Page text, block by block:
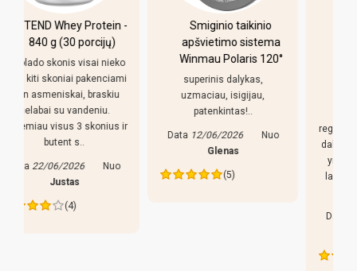
Smiginio taikinio
apšvietimo sistema
Winmau Polaris 120°
superinis dalykas,
uzmaciau, isigijau,
patenkintas!..
Data
Pulo stalas Bilaro
Winner 7 pėdų
(213x118cm) žalias
audinys su
komplektacija
Pirkiniu patenkintas,
reguliuojamso kojeles geras
dalykas, stalas nekliba. Bet
lazdos prastos, liaudiskai